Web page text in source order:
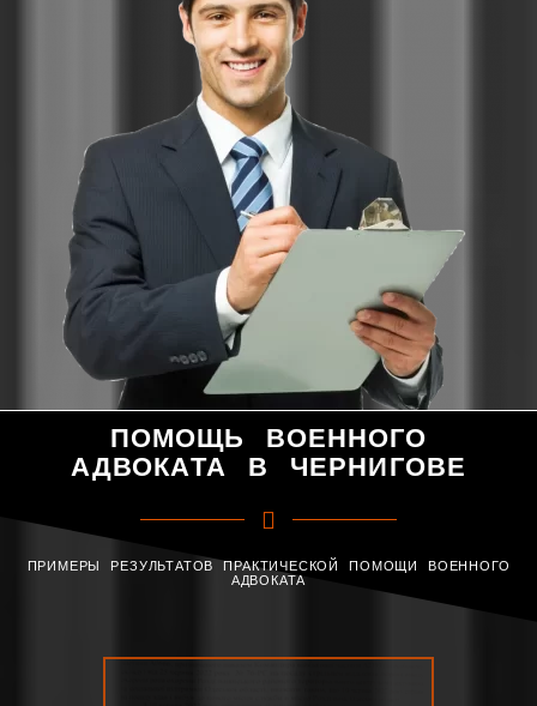
ПОМОЩЬ ВОЕННОГО
АДВОКАТА В ЧЕРНИГОВЕ
ПРИМЕРЫ РЕЗУЛЬТАТОВ ПРАКТИЧЕСКОЙ ПОМОЩИ ВОЕННОГО
АДВОКАТА